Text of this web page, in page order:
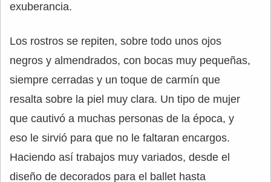
exuberancia.
Los rostros se repiten, sobre todo unos ojos
negros y almendrados, con bocas muy pequeñas,
siempre cerradas y un toque de carmín que
resalta sobre la piel muy clara. Un tipo de mujer
que cautivó a muchas personas de la época, y
eso le sirvió para que no le faltaran encargos.
Haciendo así trabajos muy variados, desde el
diseño de decorados para el ballet hasta